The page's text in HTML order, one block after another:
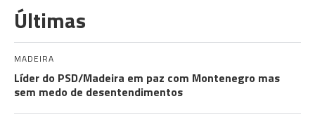
Últimas
MADEIRA
Líder do PSD/Madeira em paz com Montenegro mas
sem medo de desentendimentos